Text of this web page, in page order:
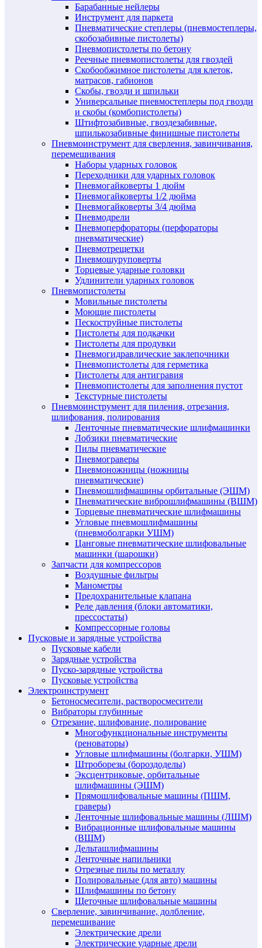
Барабанные нейлеры
Инструмент для паркета
Пневматические степлеры (пневмостеплеры,
скобозабивные пистолеты)
Пневмопистолеты по бетону
Реечные пневмопистолеты для гвоздей
Скобообжимное пистолеты для клеток,
матрасов, габионов
Скобы, гвозди и шпильки
Универсальные пневмостеплеры под гвозди
и скобы (комбопистолеты)
Штифтозабивные, гвоздезабивные,
шпилькозабивные финишные пистолеты
Пневмоинструмент для сверления, завинчивания,
перемешивания
Наборы ударных головок
Переходники для ударных головок
Пневмогайковерты 1 дюйм
Пневмогайковерты 1/2 дюйма
Пневмогайковерты 3/4 дюйма
Пневмодрели
Пневмоперфораторы (перфораторы
пневматические)
Пневмотрещетки
Пневмошуруповерты
Торцевые ударные головки
Удлинители ударных головок
Пневмопистолеты
Мовильные пистолеты
Моющие пистолеты
Пескоструйные пистолеты
Пистолеты для подкачки
Пистолеты для продувки
Пневмогидравлические заклепочники
Пневмопистолеты для герметика
Пистолеты для антигравия
Пневмопистолеты для заполнения пустот
Текстурные пистолеты
Пневмоинструмент для пиления, отрезания,
шлифования, полирования
Ленточные пневматические шлифмашинки
Лобзики пневматические
Пилы пневматические
Пневмограверы
Пневмоножницы (ножницы
пневматические)
Пневмошлифмашины орбитальные (ЭШМ)
Пневматические виброшлифмашины (ВШМ)
Торцевые пневматические шлифмашины
Угловые пневмошлифмашины
(пневмоболгарки УШМ)
Цанговые пневматические шлифовальные
машинки (шарошки)
Запчасти для компрессоров
Воздушные фильтры
Манометры
Предохранительные клапана
Реле давления (блоки автоматики,
прессостаты)
Компрессорные головы
Пусковые и зарядные устройства
Пусковые кабели
Зарядные устройства
Пуско-зарядные устройства
Пусковые устройства
Электроинструмент
Бетоносмесители, растворосмесители
Вибраторы глубинные
Отрезание, шлифование, полирование
Многофункциональные инструменты
(реноваторы)
Угловые шлифмашины (болгарки, УШМ)
Штроборезы (бороздоделы)
Эксцентриковые, орбитальные
шлифмашины (ЭШМ)
Прямошлифовальные машины (ПШМ,
граверы)
Ленточные шлифовальные машины (ЛШМ)
Вибрационные шлифовальные машины
(ВШМ)
Дельташлифмашины
Ленточные напильники
Отрезные пилы по металлу
Полировальные (для авто) машины
Шлифмашины по бетону
Щеточные шлифовальные машины
Сверление, завинчивание, долбление,
перемешивание
Электрические дрели
Электрические ударные дрели